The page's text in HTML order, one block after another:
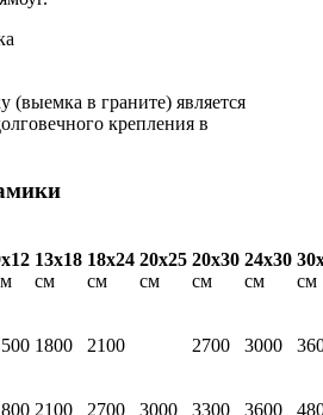
в граните) является
крепления в
13х18
см
18х24
см
20х25
см
20х30
см
24х30
см
см
1800 2100 2700 3000
2100 2700 3000 3300 3600